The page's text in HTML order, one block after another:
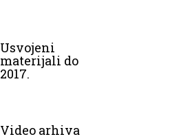
Usvojeni
materijali do
2017.
Video arhiva